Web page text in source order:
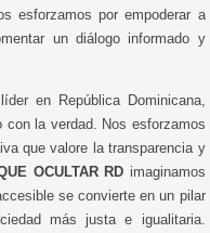
esforzamos por empoderar a
un diálogo informado y
en República Dominicana,
con la verdad. Nos esforzamos
que valore la transparencia y
OCULTAR RD imaginamos
se convierte en un pilar
más justa e igualitaria.